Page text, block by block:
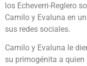
los Echeverri-Reglero
Camilo y Evaluna en
sus redes sociales.
Camilo y Evaluna le
su primogénita a